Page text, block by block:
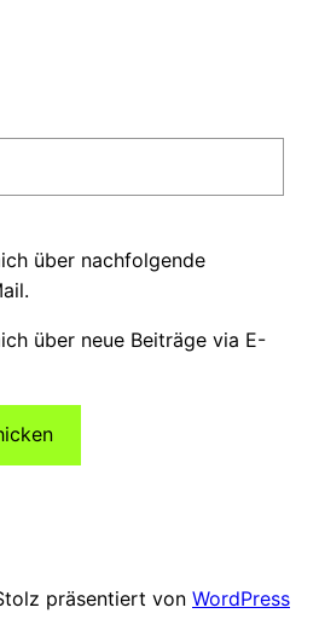
über nachfolgende
über neue Beiträge via E-
präsentiert von WordPress